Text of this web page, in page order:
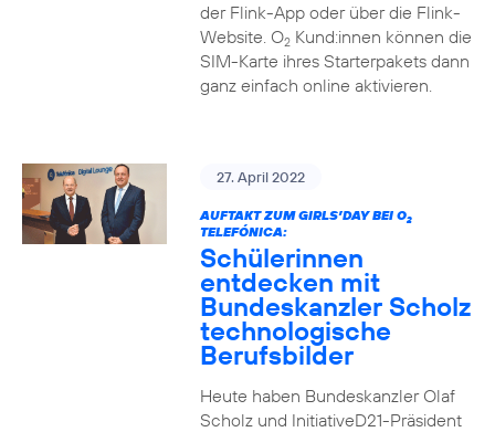
der Flink-App oder über die Flink-
Website. O2Kund:innen können die
SIM-Karte ihres Starterpakets dann
ganz einfach online aktivieren.
27. April 2022
AUFTAKT ZUM GIRLS’DAY BEI O2
TELEFÓNICA:
Schülerinnen
entdecken mit
Bundeskanzler Scholz
technologische
Berufsbilder
Heute haben Bundeskanzler Olaf
Scholz und InitiativeD21-Präsident